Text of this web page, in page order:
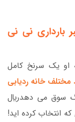
بارداری نی نی
او یک سرنخ کامل
مختلف خانه ردیابی
سوق می دهدريال
انتخاب کرده اید!